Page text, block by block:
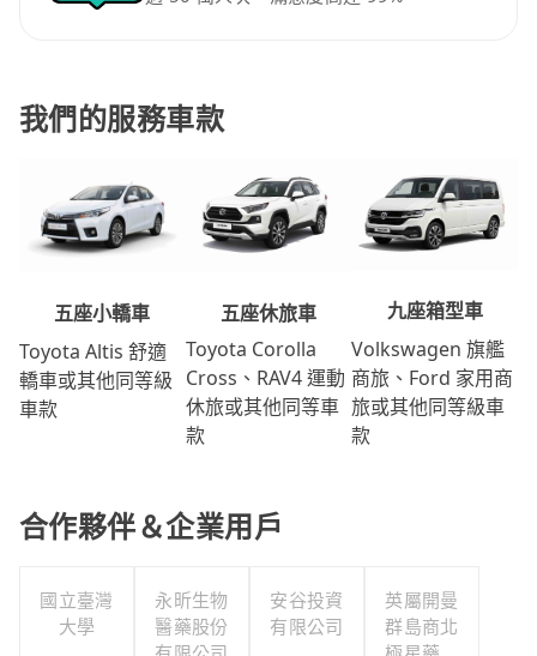
我們的服務車款
五座小轎車
Toyota Altis 舒適
轎車或其他同等級
車款
五座休旅車
Toyota Corolla
Cross、RAV4 運動
休旅或其他同等車
款
九座箱型車
Volkswagen 旗艦
商旅、Ford 家用商
旅或其他同等級車
款
合作夥伴＆企業用戶
國立臺灣
大學
永昕生物
醫藥股份
安谷投資
有限公司
英屬開曼
群島商北